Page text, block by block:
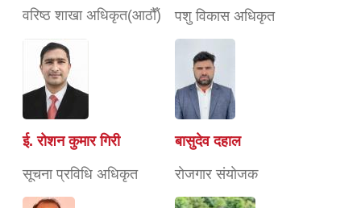
वरिष्ठ शाखा अधिकृत(आठौँ) पशु विकास अधिकृत
ई. रोशन कुमार गिरी
सूचना प्रविधि अधिकृत
बासुदेव दहाल
राेजगार संयाेजक